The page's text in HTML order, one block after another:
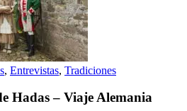
, Entrevistas, Tradiciones
Hadas – Viaje Alemania